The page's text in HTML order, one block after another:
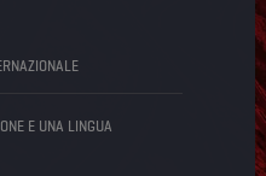
E UNA LINGUA